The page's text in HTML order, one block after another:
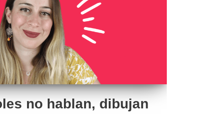
no hablan, dibujan